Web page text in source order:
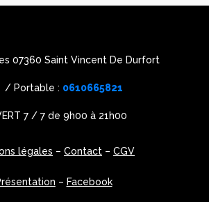
07360 Saint Vincent De Durfort
/ Portable : 0610665821
7 / 7 de 9h00 à 21h00
légales – Contact – CGV
– Facebook